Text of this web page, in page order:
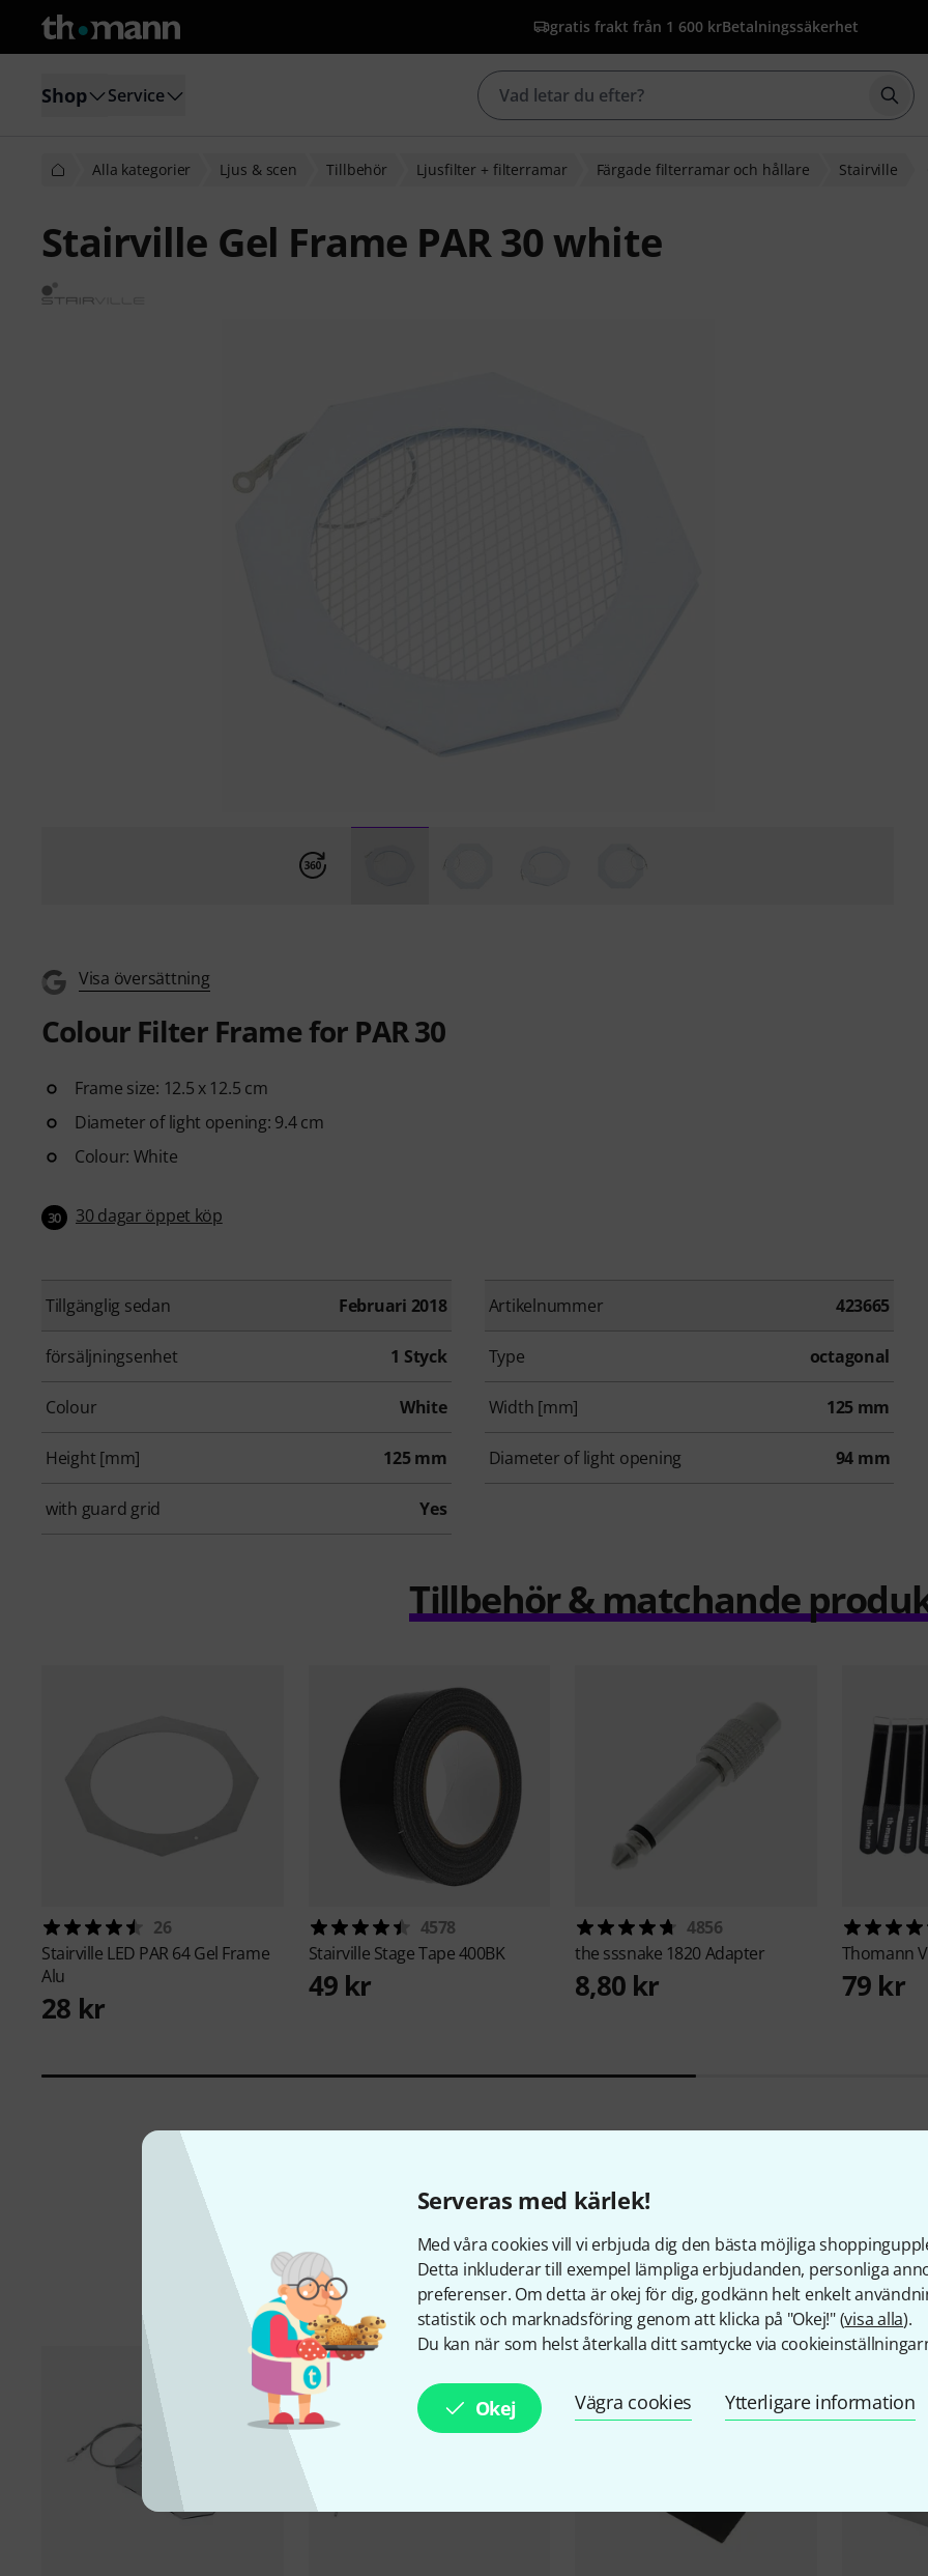
Serveras med kärlek!
Med våra cookies vill vi erbjuda dig den bästa möjliga
Detta inkluderar till exempel lämpliga erbjudanden, personliga
preferenser. Om detta är okej för dig, godkänn helt enkelt
statistik och marknadsföring genom att klicka på "Okej!" (visa alla).
Du kan när som helst återkalla ditt samtycke via
Okej Vägra cookies Ytterligare information
gratis frakt från 1 600 krBetalningssäkerhet
Shop Service
Alla kategorier Ljus & scen Tillbehör Ljusfilter + filterramar Färgade filterramar och hållare Stairville
Stairville Gel Frame PAR 30 white
Visa översättning
Colour Filter Frame for PAR 30
Frame size: 12.5 x 12.5 cm
Diameter of light opening: 9.4 cm
Colour: White
30 30 dagar öppet köp
Tillgänglig sedan Februari 2018 Artikelnummer 423665
försäljningsenhet 1 Styck Type octagonal
Colour White Width [mm] 125 mm
Height [mm] 125 mm Diameter of light opening 94 mm
with guard grid Yes
Tillbehör & matchande
26
Stairville LED PAR 64 Gel Frame
Alu
28 kr
4578
Stairville Stage Tape 400BK
49 kr
4856
the sssnake 1820 Adapter
8,80 kr
Thomann
79 kr
Jämför alternativ